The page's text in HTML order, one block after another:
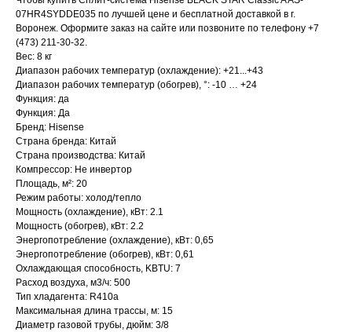
07HR4SYDDE035 по лучшей цене и бесплатной доставкой в г.
Воронеж. Оформите заказ на сайте или позвоните по телефону +7
(473) 211-30-32.
Вес: 8 кг
Диапазон рабочих температур (охлаждение): +21...+43
Диапазон рабочих температур (обогрев), °: -10 … +24
Функция: да
Функция: Да
Бренд: Hisense
Страна бренда: Китай
Страна производства: Китай
Компрессор: Не инвертор
Площадь, м²: 20
Режим работы: холод/тепло
Мощность (охлаждение), кВт: 2.1
Мощность (обогрев), кВт: 2.2
Энергопотребление (охлаждение), кВт: 0,65
Энергопотребление (обогрев), кВт: 0,61
Охлаждающая способность, KBTU: 7
Расход воздуха, м3/ч: 500
Тип хладагента: R410a
Максимальная длина трассы, м: 15
Диаметр газовой трубы, дюйм: 3/8